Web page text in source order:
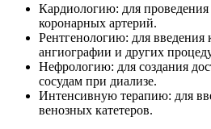
Кардиологию: для проведения
коронарных артерий.
Рентгенологию: для введения
ангиографии и других
Нефрологию: для создания
сосудам при диализе.
Интенсивную терапию: для
венозных катетеров.